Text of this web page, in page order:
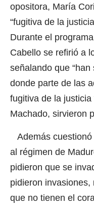
opositora, María
“fugitiva de la
Durante el
Cabello se refirió a
señalando que
donde parte de las
fugitiva de la
Machado, sirvieron
Además
al régimen de
pidieron que se
pidieron
que no tienen el